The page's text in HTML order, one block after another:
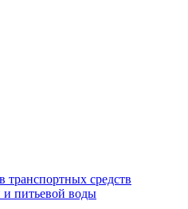
транспортных средств
и питьевой воды